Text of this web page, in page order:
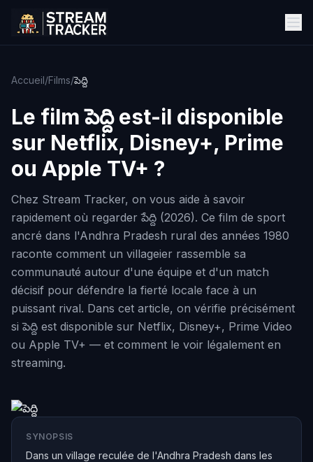
Accueil/Films/పెద్ది
Le filmపెద్దిest-il disponible
sur Netflix, Disney+, Prime
ou Apple TV+ ?
Chez Stream Tracker, on vous aide à savoir
rapidement où regarder పేద్ది (2026). Ce film de sport
ancré dans l'Andhra Pradesh rural des années 1980
raconte comment un villageier rassemble sa
communauté autour d'une équipe et d'un match
décisif pour défendre la fierté locale face à un
puissant rival. Dans cet article, on vérifie précisément
si పెద్ది est disponible sur Netflix, Disney+, Prime Video
ou Apple TV+ — et comment le voir légalement en
streaming.
SYNOPSIS
Dans un village reculée de l'Andhra Pradesh dans les